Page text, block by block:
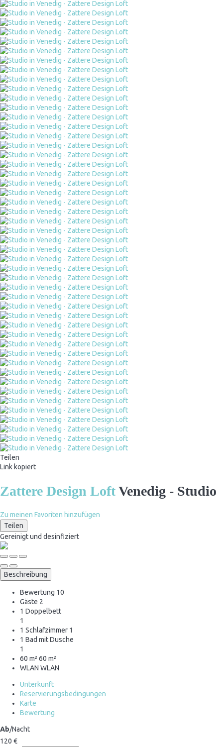
Teilen
Link kopiert
Zattere Design LoftVenedig - Studio
Zu meinen Favoriten hinzufügen
Teilen
Gereinigtund desinfiziert
Beschreibung
Bewertung 10
Gäste 2
1 Doppelbett
1
1 Schlafzimmer 1
1 Bad mit Dusche
1
60 m²60 m²
WLAN WLAN
Unterkunft
Reservierungsbedingungen
Karte
Bewertung
Ab/Nacht
120 €